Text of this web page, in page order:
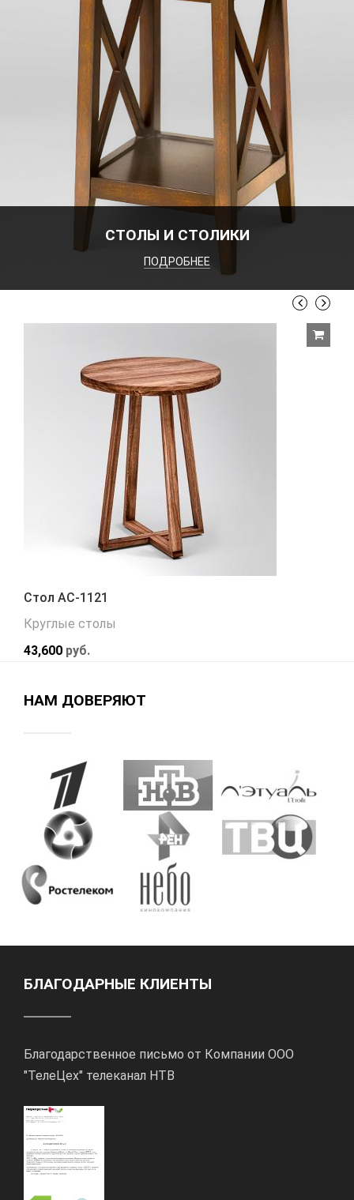
СТОЛЫ И СТОЛИКИ
ПОДРОБНЕЕ
Стол АС-1121
Круглые столы
43,600 руб.
НАМ ДОВЕРЯЮТ
БЛАГОДАРНЫЕ КЛИЕНТЫ
Благодарственное письмо от Компании ООО
"ТелеЦех" телеканал НТВ